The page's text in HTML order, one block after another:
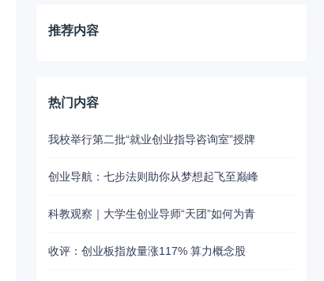
推荐内容
热门内容
我校举行第二批“就业创业指导咨询室”授牌
创业导航：七步法则助你从梦想起飞至巅峰
科教观察｜大学生创业导师“天团”如何为青
收评：创业板指放量涨117% 算力概念股